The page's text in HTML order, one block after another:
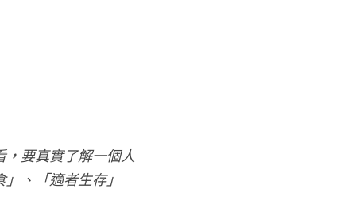
要真實了解一個人
、「適者生存」